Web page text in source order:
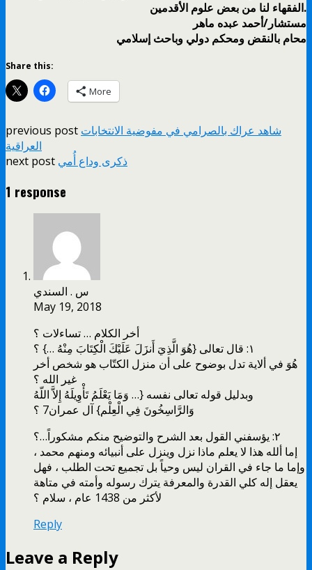
الفقهاء لنا من بعض علوم الأقدمين.
مستشار/أحمد عبده ماهر
محام بالنقض ومحكم دولي وباحث إسلامي
Share this:
More
previous post شاهد عراك بالصرامي في مفوضية الانتخابات
العراقية
next post ذكرى وداع أُمي
1 response
س . السندي
May 19, 2018
أخر الكلام … تساءلات ؟
١: قال تعالى {هُوَ الَّذِيَ أَنزَلَ عَلَيْكَ الْكِتَابَ مِنْهُ …} ؟
هُوَ في ألاية تدل بوضوح على أن منزل الكتّاب هو شخص أخر
غير الله ؟
وبدليل قوله تعالى نفسه {… وَمَا يَعْلَمُ تَأْوِيلَهُ إِلاَّ اللّهُ
وَالرَّاسِخُونَ فِي الْعِلْم} آل عمران7 ؟
٢: يؤسفني القول بعد الشرح والتوضيح منكم مشكوراً…؟
إما ألله هذا لا يعلم ماذا نزل وينزل على أنبيائه ومنهم محمد ،
وإما ما جاء في القران ليس وحياً بل تجميع تحت الطلب ، فهل
يعقل إله كلي القدرة والمعرفة يترك رسوله وأمته في متاهة
لأكثر من 1438 عام ، سلام ؟
Reply
Leave a Reply